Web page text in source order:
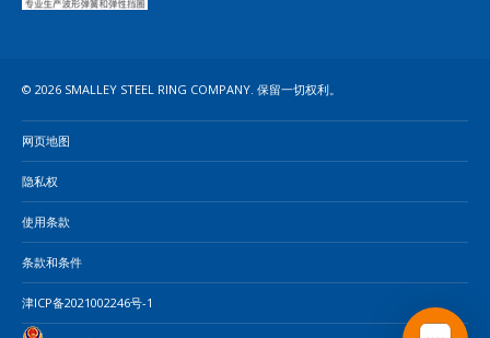
© 2026 SMALLEY STEEL RING COMPANY. 保留一切权利。
网页地图
隐私权
使用条款
条款和条件
津ICP备2021002246号-1